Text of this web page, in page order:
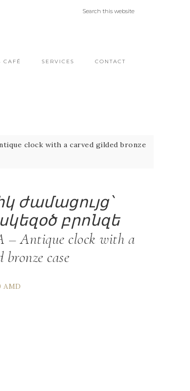
CAFÉ SERVICES CONTACT
clock with a carved gilded bronze
ժամացույց՝
բրոնզե
clock with a
bronze case
AMD